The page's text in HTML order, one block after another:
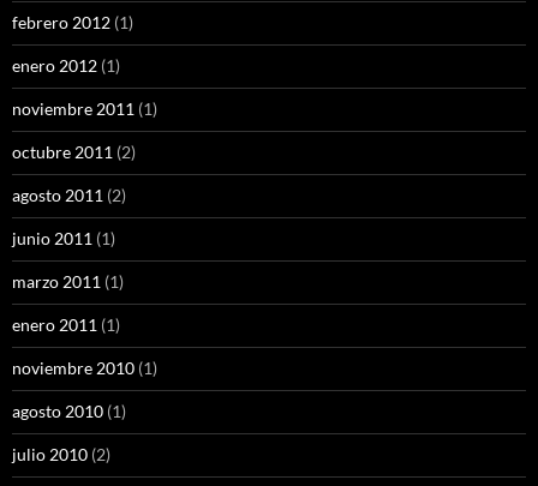
febrero 2012 (1)
enero 2012 (1)
noviembre 2011 (1)
octubre 2011 (2)
agosto 2011 (2)
junio 2011 (1)
marzo 2011 (1)
enero 2011 (1)
noviembre 2010 (1)
agosto 2010 (1)
julio 2010 (2)